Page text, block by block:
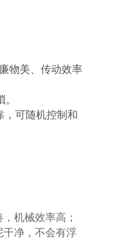
物美、传动效率
可随机控制和
机械效率高；
净，不会有浮